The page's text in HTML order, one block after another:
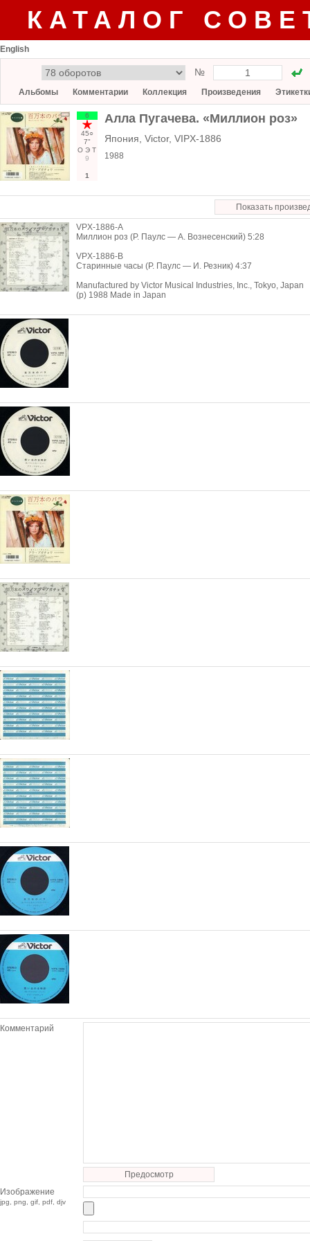
КАТАЛОГ
English
№
Альбомы Комментарии Коллекция Произведения
6
45○
7"
О Э Т
9
1
Алла Пугачева. «Миллион роз»
Япония, Victor, VIPX-1886
1988
Показать
VPX-1886-А
Миллион роз (Р. Паулс — А. Вознесенский) 5:28
VPX-1886-В
Старинные часы (Р. Паулс — И. Резник) 4:37
Manufactured by Victor Musical Industries, Inc., Tokyo, Japan
(p) 1988 Made in Japan
Комментарий
Предосмотр
Изображение
jpg, png, gif, pdf, djv